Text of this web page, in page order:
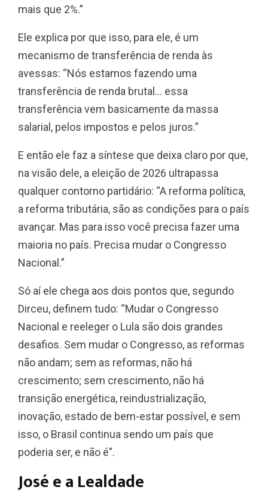
mais que 2%.”
Ele explica por que isso, para ele, é um
mecanismo de transferência de renda às
avessas: “Nós estamos fazendo uma
transferência de renda brutal… essa
transferência vem basicamente da massa
salarial, pelos impostos e pelos juros.”
E então ele faz a síntese que deixa claro por que,
na visão dele, a eleição de 2026 ultrapassa
qualquer contorno partidário: “A reforma política,
a reforma tributária, são as condições para o país
avançar. Mas para isso você precisa fazer uma
maioria no país. Precisa mudar o Congresso
Nacional.”
Só aí ele chega aos dois pontos que, segundo
Dirceu, definem tudo: “Mudar o Congresso
Nacional e reeleger o Lula são dois grandes
desafios. Sem mudar o Congresso, as reformas
não andam; sem as reformas, não há
crescimento; sem crescimento, não há
transição energética, reindustrialização,
inovação, estado de bem-estar possível, e sem
isso, o Brasil continua sendo um país que
poderia ser, e não é”.
José e a Lealdade